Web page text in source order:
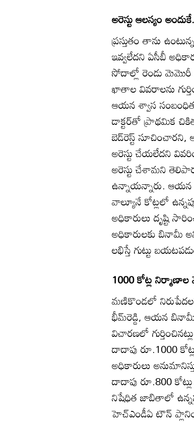
అరెస్టు ఆలస్యం
ప్రస్తుతం తాను
ఇవ్వలేదని ఏసీబీ
సోదాల్లో రెండు మెమొరీ
ఖాతాల వివరాలను
ఆయన శ్వాస
డాక్టర్‌తో ప్రాథమిక
బెడ్‌రెస్ట్‌
అరెస్టు చేయలేదని
అరెస్టు చేశామని
ఉన్నాయన్నారు. ఆయన
వాల్యూనే కోట్లలో
అధికారులు దృష్టి
అధికారులకు బినామీ
లభిస్తే గుట్టు
1000 కోట్ల నిర్మాణాల
మణికొండలో
భీమ్‌రెడ్డి, ఆయన బినామీ
విచారణలో
దాదాపు రూ.1000
అధికారులు
దాదాపు రూ.800
నిషేధిత జాబితాలో
హెచ్‌ఎండీఏ టౌన్‌